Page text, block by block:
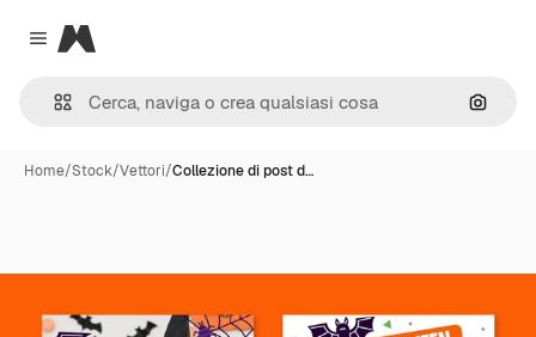
Close menu
Magnific
Cerca
Home/Stock/Vettori/Collezione di post d…